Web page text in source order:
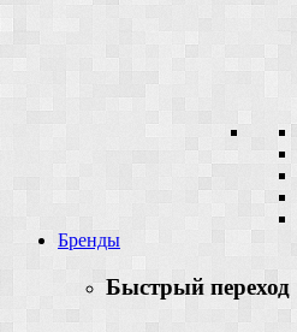
Бренды
Быстрый переход